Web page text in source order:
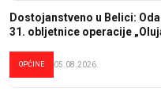
Dostojanstveno u Belici:
31. obljetnice operacije
OPĆINE 05.08.2026.